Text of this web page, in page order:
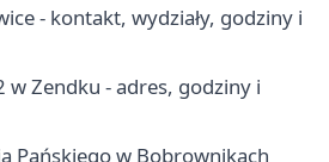
- kontakt, wydziały, godziny i
w Zendku - adres, godziny i
Pańskiego w Bobrownikach